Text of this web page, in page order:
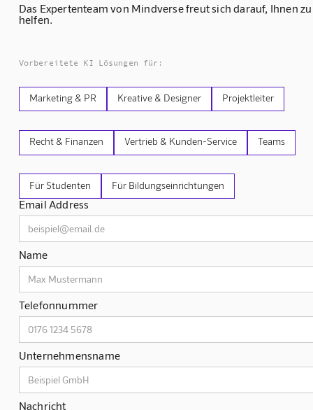
Das Expertenteam von Mindverse freut sich darauf, Ihnen zu
helfen.
Vorbereitete KI Lösungen für:
Marketing & PR Kreative & Designer Projektleiter
Recht & Finanzen Vertrieb & Kunden-Service Teams
Für Studenten Für Bildungseinrichtungen
Email Address
Name
Telefonnummer
Unternehmensname
Nachricht